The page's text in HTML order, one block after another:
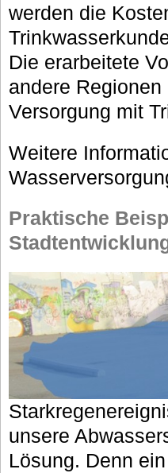
werden die
Die erarbeitete
andere
Versorgung mit
Weitere
Praktische
unsere
Lösung. Denn